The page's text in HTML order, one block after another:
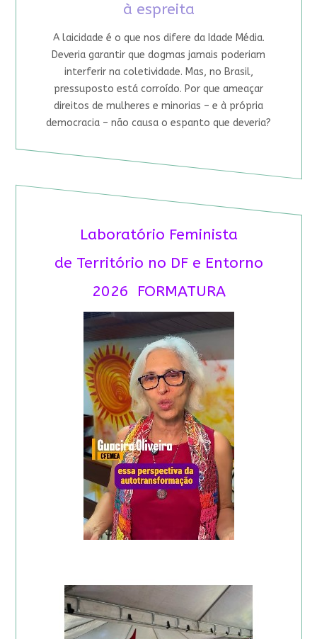
à espreita
A laicidade é o que nos difere da Idade Média.
Deveria garantir que dogmas jamais poderiam
interferir na coletividade. Mas, no Brasil,
pressuposto está corroído. Por que ameaçar
direitos de mulheres e minorias – e à própria
democracia – não causa o espanto que deveria?
Laboratório Feminista
de Território no DF e Entorno
2026 FORMATURA